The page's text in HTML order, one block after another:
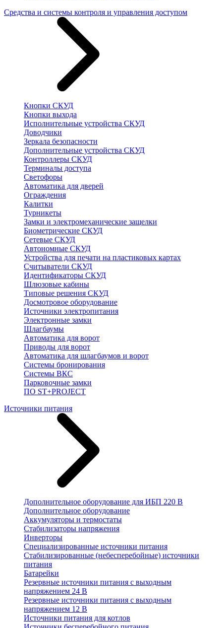
Средства и системы контроля и управления доступом
Кнопки СКУД
Кнопки выхода
Исполнительные устройства СКУД
Доводчики
Зеркала безопасности
Дополнительные устройства СКУД
Контроллеры СКУД
Терминалы доступа
Светофоры
Автоматика для дверей
Ограждения
Калитки
Турникеты
Замки и электромеханические защелки
Биометрические СКУД
Сетевые СКУД
Автономные СКУД
Устройства для печати на пластиковых картах
Считыватели СКУД
Идентификаторы СКУД
Шлюзовые кабины
Типовые решения СКУД
Досмотровое оборудование
Источники электропитания
Электронные замки
Шлагбаумы
Автоматика для ворот
Приводы для ворот
Автоматика для шлагбаумов и ворот
Системы бронирования
Системы ВКС
Парковочные замки
ПО ST+PROJECT
Источники питания
Дополнительное оборудование для ИБП 220 В
Дополнительное оборудование
Аккумуляторы и термостаты
Стабилизаторы напряжения
Инверторы
Специализированные источники питания
Стабилизированные (небесперебойные) источники
питания
Батарейки
Резервные источники питания с выходным
напряжением 24 В
Резервные источники питания с выходным
напряжением 12 В
Источники питания для котлов